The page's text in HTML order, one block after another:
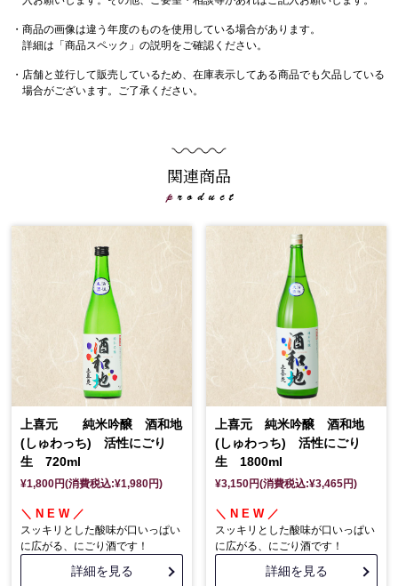
・商品の画像は違う年度のものを使用している場合があります。
詳細は「商品スペック」の説明をご確認ください。
・店舗と並行して販売しているため、在庫表示してある商品でも欠品している
場合がございます。ご了承ください。
関連商品
上喜元 純米吟醸 酒和地
(しゅわっち) 活性にごり
生 720ml
¥1,800円(消費税込:¥1,980円)
＼ N E W ／
スッキリとした酸味が口いっぱい
に広がる、にごり酒です！
詳細を見る
上喜元 純米吟醸 酒和地
(しゅわっち) 活性にごり
生 1800ml
¥3,150円(消費税込:¥3,465円)
＼ N E W ／
スッキリとした酸味が口いっぱい
に広がる、にごり酒です！
詳細を見る